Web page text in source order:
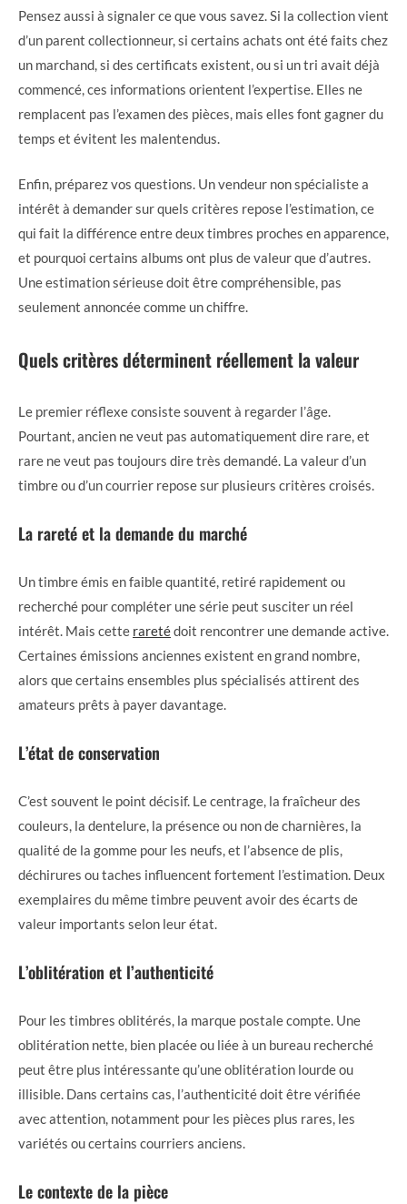
Pensez aussi à signaler ce que vous savez. Si la collection vient
d’un parent collectionneur, si certains achats ont été faits chez
un marchand, si des certificats existent, ou si un tri avait déjà
commencé, ces informations orientent l’expertise. Elles ne
remplacent pas l’examen des pièces, mais elles font gagner du
temps et évitent les malentendus.
Enfin, préparez vos questions. Un vendeur non spécialiste a
intérêt à demander sur quels critères repose l’estimation, ce
qui fait la différence entre deux timbres proches en apparence,
et pourquoi certains albums ont plus de valeur que d’autres.
Une estimation sérieuse doit être compréhensible, pas
seulement annoncée comme un chiffre.
Quels critères déterminent réellement la valeur
Le premier réflexe consiste souvent à regarder l’âge.
Pourtant, ancien ne veut pas automatiquement dire rare, et
rare ne veut pas toujours dire très demandé. La valeur d’un
timbre ou d’un courrier repose sur plusieurs critères croisés.
La rareté et la demande du marché
Un timbre émis en faible quantité, retiré rapidement ou
recherché pour compléter une série peut susciter un réel
intérêt. Mais cette raretédoit rencontrer une demande active.
Certaines émissions anciennes existent en grand nombre,
alors que certains ensembles plus spécialisés attirent des
amateurs prêts à payer davantage.
L’état de conservation
C’est souvent le point décisif. Le centrage, la fraîcheur des
couleurs, la dentelure, la présence ou non de charnières, la
qualité de la gomme pour les neufs, et l’absence de plis,
déchirures ou taches influencent fortement l’estimation. Deux
exemplaires du même timbre peuvent avoir des écarts de
valeur importants selon leur état.
L’oblitération et l’authenticité
Pour les timbres oblitérés, la marque postale compte. Une
oblitération nette, bien placée ou liée à un bureau recherché
peut être plus intéressante qu’une oblitération lourde ou
illisible. Dans certains cas, l’authenticité doit être vérifiée
avec attention, notamment pour les pièces plus rares, les
variétés ou certains courriers anciens.
Le contexte de la pièce